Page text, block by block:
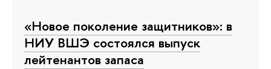
«Новое поколение защитников»: в
НИУ ВШЭ состоялся выпуск
лейтенантов запаса